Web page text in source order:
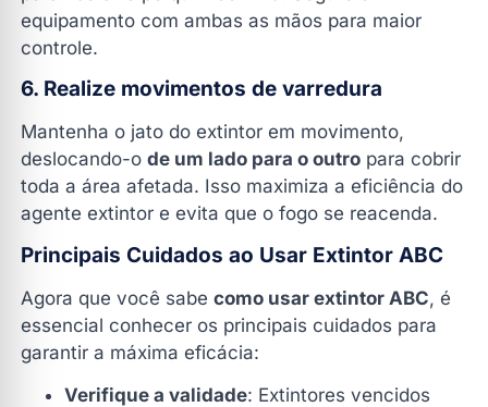
equipamento com ambas as mãos para maior
controle.
6. Realize movimentos de varredura
Mantenha o jato do extintor em movimento,
deslocando-o de um lado para o outro para cobrir
toda a área afetada. Isso maximiza a eficiência do
agente extintor e evita que o fogo se reacenda.
Principais Cuidados ao Usar Extintor ABC
Agora que você sabe como usar extintor ABC, é
essencial conhecer os principais cuidados para
garantir a máxima eficácia:
Verifique a validade: Extintores vencidos